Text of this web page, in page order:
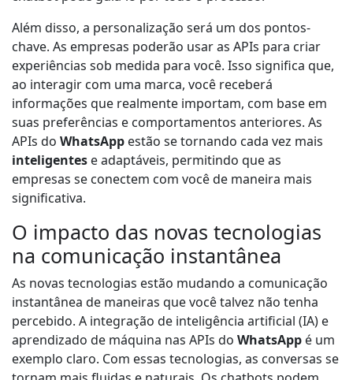
Além disso, a personalização será um dos pontos-
chave. As empresas poderão usar as APIs para criar
experiências sob medida para você. Isso significa que,
ao interagir com uma marca, você receberá
informações que realmente importam, com base em
suas preferências e comportamentos anteriores. As
APIs do WhatsApp estão se tornando cada vez mais
inteligentes e adaptáveis, permitindo que as
empresas se conectem com você de maneira mais
significativa.
O impacto das novas tecnologias
na comunicação instantânea
As novas tecnologias estão mudando a comunicação
instantânea de maneiras que você talvez não tenha
percebido. A integração de inteligência artificial (IA) e
aprendizado de máquina nas APIs do WhatsApp é um
exemplo claro. Com essas tecnologias, as conversas se